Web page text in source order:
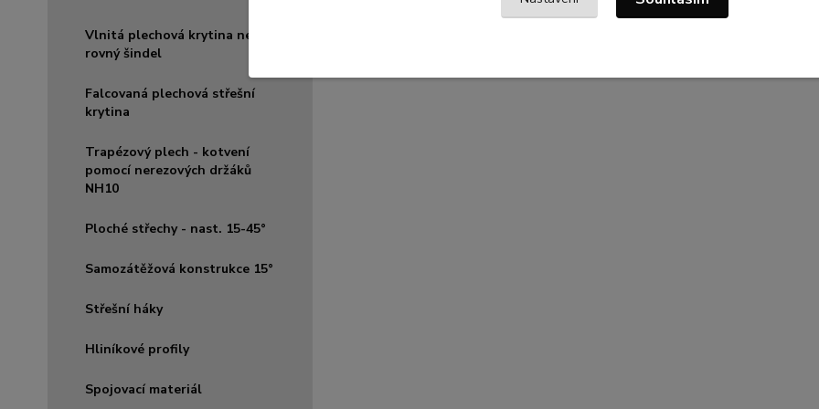
Vlnitá plechová krytina nebo
rovný šindel
Falcovaná plechová střešní
krytina
Trapézový plech - kotvení
pomocí nerezových držáků
NH10
Ploché střechy - nast. 15-45°
Samozátěžová konstrukce 15°
Střešní háky
Hliníkové profily
Spojovací materiál